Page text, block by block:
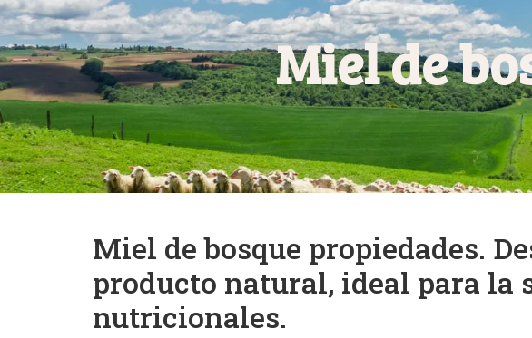
Miel de
Miel de bosque propiedades.
producto natural, ideal para la
nutricionales.